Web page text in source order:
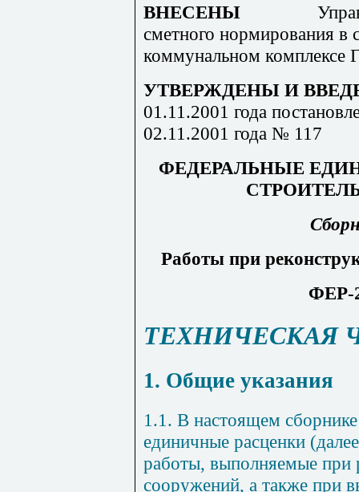
ВНЕСЕНЫ
сметного нормирования в
коммунальном комплексе
УТВЕРЖДЕНЫ И
01.11.2001 года
02.11.2001 года № 117
ФЕДЕРАЛЬНЫЕ
Работы при
ФЕР-
ТЕХНИЧЕСКАЯ
1. Общие указания
1.1. В настоящем
единичные расценки
работы, выполняемые при
сооружений, а также при